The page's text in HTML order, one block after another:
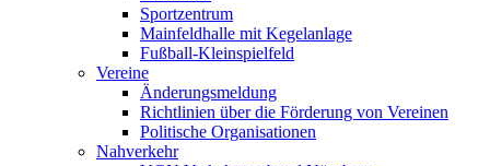
Sportzentrum
Mainfeldhalle mit Kegelanlage
Fußball-Kleinspielfeld
Vereine
Änderungsmeldung
Richtlinien über die Förderung von Vereinen
Politische Organisationen
Nahverkehr